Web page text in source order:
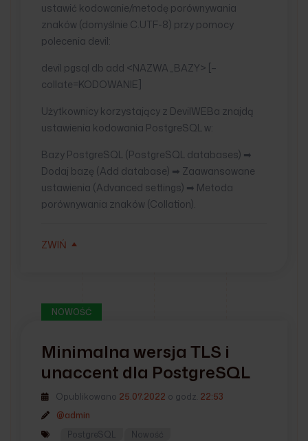
ustawić kodowanie/metodę porównywania
znaków (domyślnie C.UTF-8) przy pomocy
polecenia devil:
devil pgsql db add <NAZWA_BAZY> [–
collate=KODOWANIE]
Użytkownicy korzystający z DevilWEBa znajdą
ustawienia kodowania PostgreSQL w:
Bazy PostgreSQL (PostgreSQL databases) ➡
Dodaj bazę (Add database) ➡ Zaawansowane
ustawienia (Advanced settings) ➡ Metoda
porównywania znaków (Collation).
ZWIŃ
NOWOŚĆ
Minimalna wersja TLS i
unaccent dla PostgreSQL
Opublikowano 25.07.2022 o godz. 22:53
@admin
PostgreSQL
Nowość